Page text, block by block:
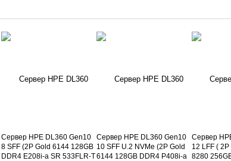
Сервер HPE DL360 Gen10
8 SFF (2P Gold 6144 128GB
DDR4 E208i-a SR 533FLR-T
Сервер HPE DL360 Gen10
10 SFF U.2 NVMe (2P Gold
6144 128GB DDR4 P408i-a
Сервер
12 LFF (
8280